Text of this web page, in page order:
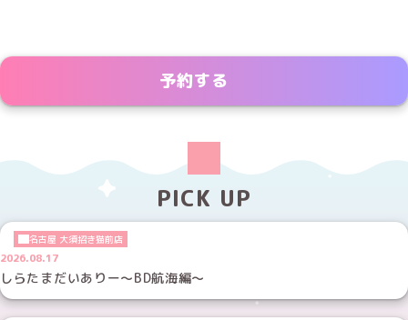
予約する
PICK UP
名古屋 大須招き猫前店
2026.08.17
しらたまだいありー～BD航海編～